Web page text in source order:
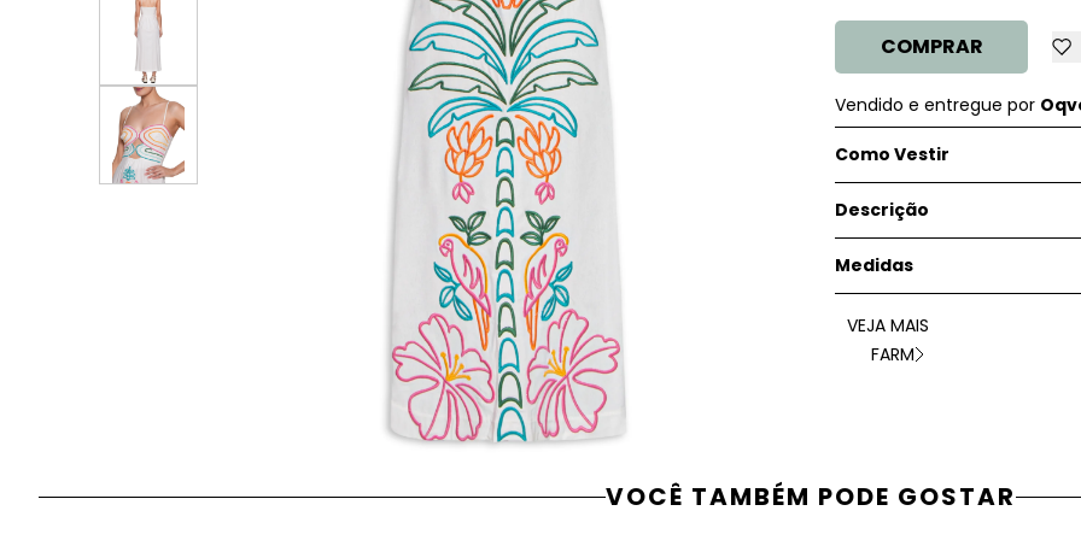
COMPRAR
Vendido e entregue por
Como Vestir
Descrição
Medidas
VEJA MAIS
FARM
VOCÊ TAMBÉM PODE GOSTAR